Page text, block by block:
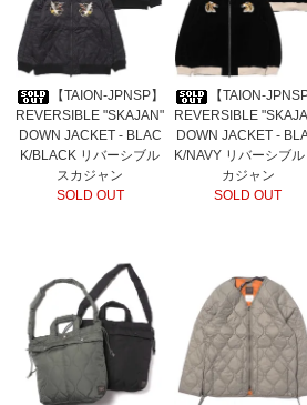
【TAION-JPNSP】
REVERSIBLE "SKAJAN"
DOWN JACKET - BLAC
K/BLACK リバーシブル
スカジャン
SOLD OUT
【TAION-JPNSP
REVERSIBLE
DOWN JACKET -
K/NAVY リバーシブル
カジャン
SOLD OUT